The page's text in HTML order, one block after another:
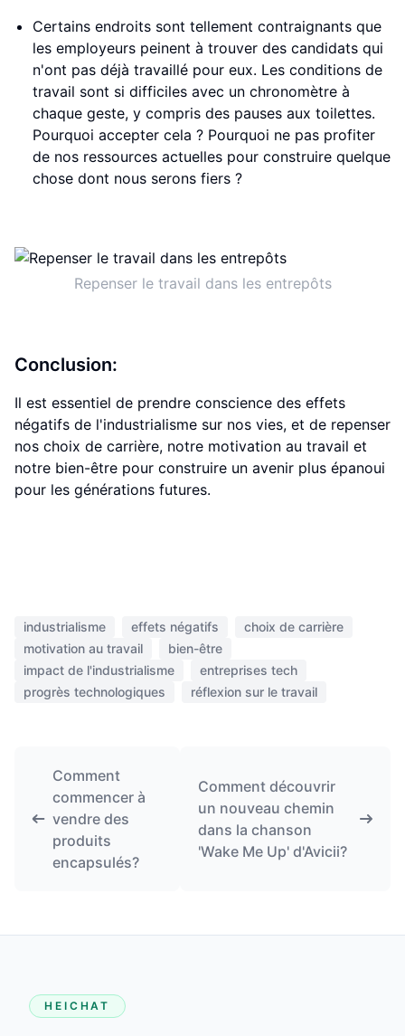
Certains endroits sont tellement contraignants que
les employeurs peinent à trouver des candidats qui
n'ont pas déjà travaillé pour eux. Les conditions de
travail sont si difficiles avec un chronomètre à
chaque geste, y compris des pauses aux toilettes.
Pourquoi accepter cela ? Pourquoi ne pas profiter
de nos ressources actuelles pour construire quelque
chose dont nous serons fiers ?
Repenser le travail dans les entrepôts
Conclusion:
Il est essentiel de prendre conscience des effets
négatifs de l'industrialisme sur nos vies, et de repenser
nos choix de carrière, notre motivation au travail et
notre bien-être pour construire un avenir plus épanoui
pour les générations futures.
industrialisme effets négatifs
choix de carrière
motivation au travail
bien-être
impact de l'industrialisme
entreprises tech
progrès technologiques
réflexion sur le travail
Comment
commencer à
vendre des
produits
encapsulés?
Comment découvrir
un nouveau chemin
dans la chanson
'Wake Me Up' d'Avicii?
HEICHAT